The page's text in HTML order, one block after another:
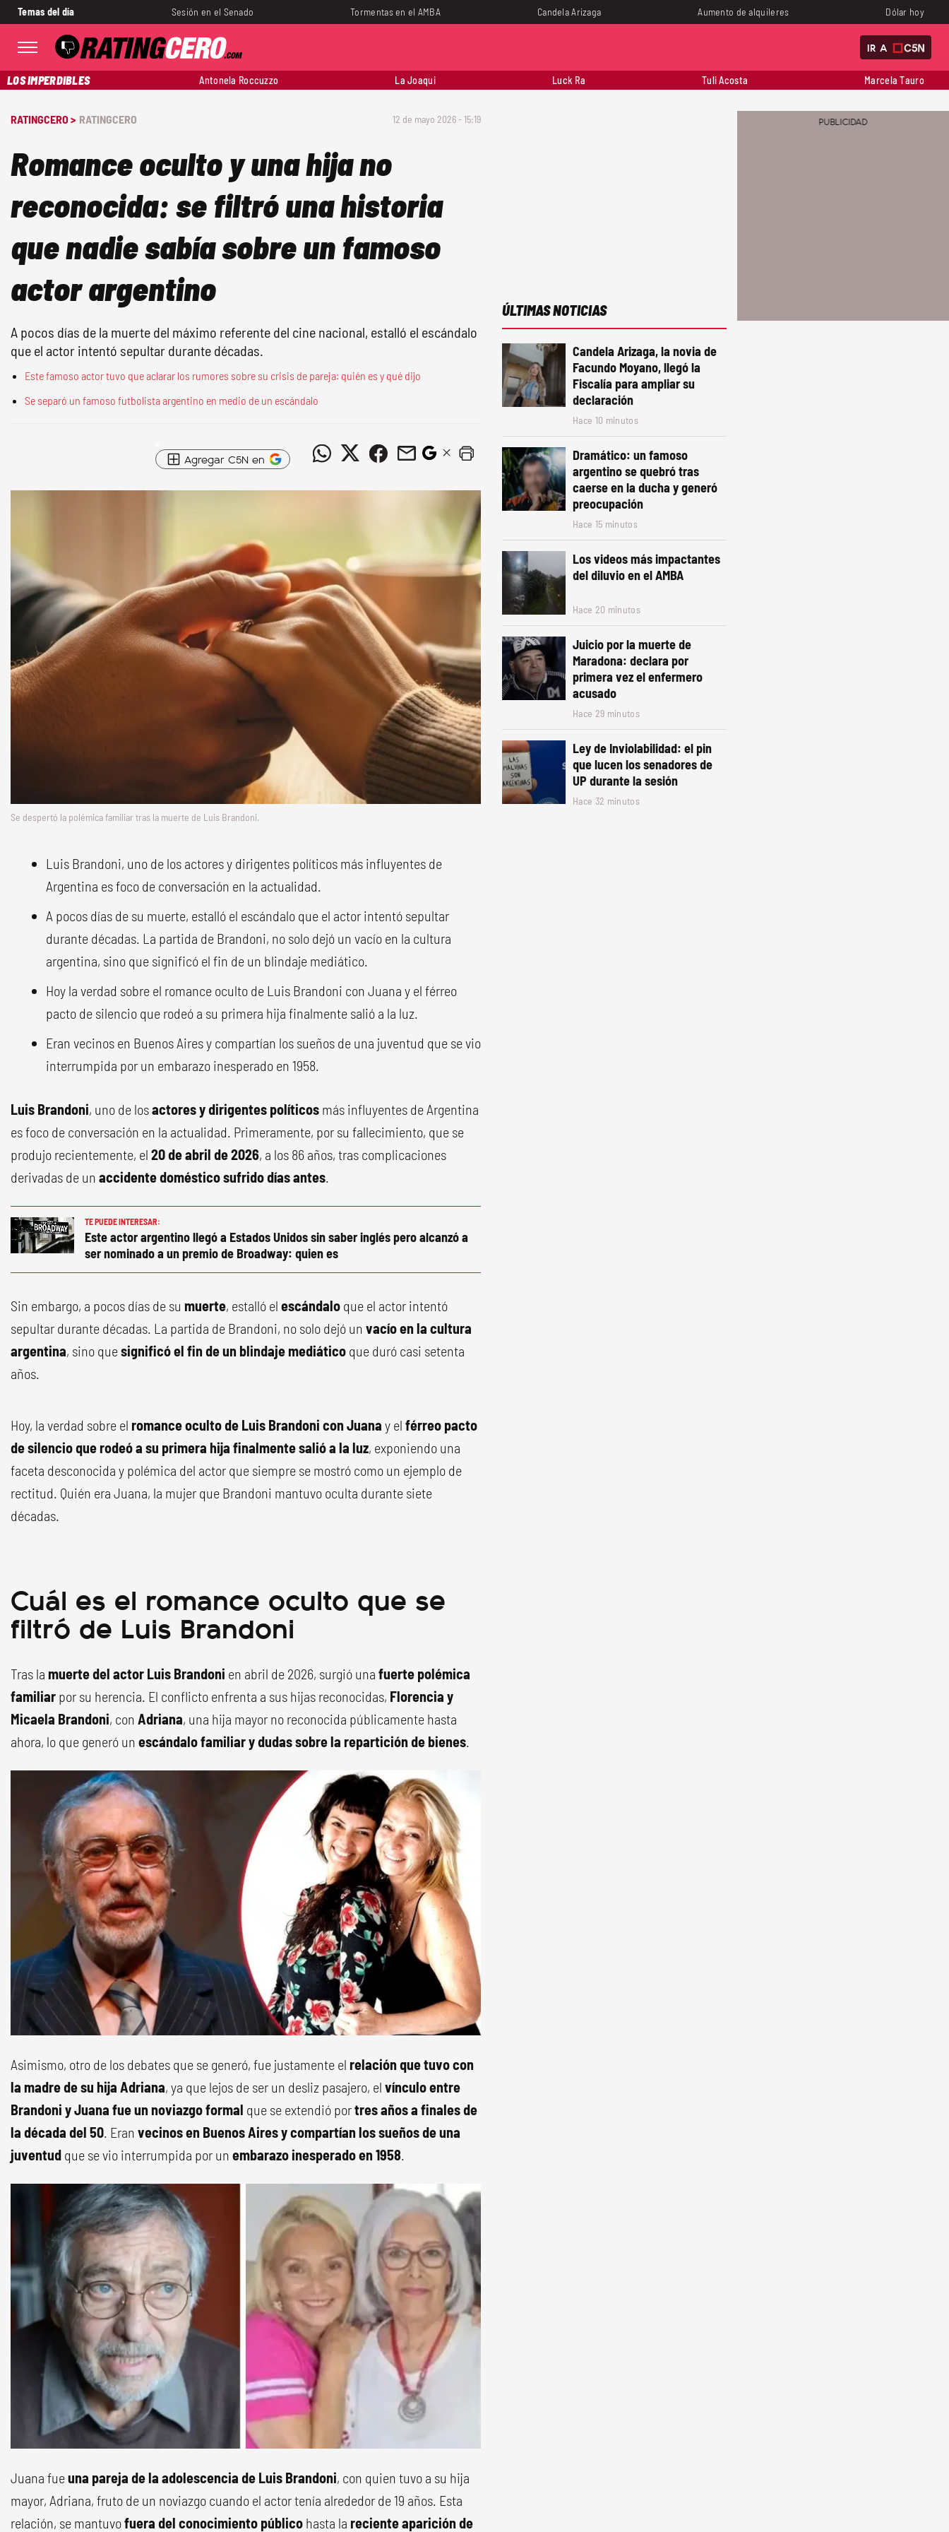
Temas del día Sesión en el Senado Tormentas en el AMBA Candela Arizaga Aumento de alquileres Dólar hoy
IR A
LOS IMPERDIBLES Antonela Roccuzzo La Joaqui Luck Ra Tuli Acosta Marcela Tauro
RATINGCERO > RATINGCERO 12 de mayo 2026 - 15:19
Romance oculto y una hija no
reconocida: se filtró una historia
que nadie sabía sobre un famoso
actor argentino
A pocos días de la muerte del máximo referente del cine nacional, estalló el escándalo
que el actor intentó sepultar durante décadas.
Este famoso actor tuvo que aclarar los rumores sobre su crisis de pareja: quién es y qué dijo
Se separó un famoso futbolista argentino en medio de un escándalo
Agregar C5N en
Se despertó la polémica familiar tras la muerte de Luis Brandoni.
Luis Brandoni, uno de los actores y dirigentes políticos más influyentes de
Argentina es foco de conversación en la actualidad.
A pocos días de su muerte, estalló el escándalo que el actor intentó sepultar
durante décadas. La partida de Brandoni, no solo dejó un vacío en la cultura
argentina, sino que significó el fin de un blindaje mediático.
Hoy la verdad sobre el romance oculto de Luis Brandoni con Juana y el férreo
pacto de silencio que rodeó a su primera hija finalmente salió a la luz.
Eran vecinos en Buenos Aires y compartían los sueños de una juventud que se vio
interrumpida por un embarazo inesperado en 1958.
Luis Brandoni, uno de losactores y dirigentes políticos más influyentes de Argentina
es foco de conversación en la actualidad. Primeramente, por su fallecimiento, que se
produjo recientemente, el 20 de abril de 2026, a los 86 años, tras complicaciones
derivadas de un accidente doméstico sufrido días antes.
TE PUEDE INTERESAR:
Este actor argentino llegó a Estados Unidos sin saber inglés pero alcanzó a
ser nominado a un premio de Broadway: quien es
Sin embargo, a pocos días de su muerte, estalló el escándalo que el actor intentó
sepultar durante décadas. La partida de Brandoni, no solo dejó un vacío en la cultura
argentina, sino quesignificó el fin de un blindaje mediático que duró casi setenta
años.
Hoy, la verdad sobre el romance oculto de Luis Brandoni con Juana y el férreo pacto
de silencio que rodeó a su primera hija finalmente salió a la luz, exponiendo una
faceta desconocida y polémica del actor que siempre se mostró como un ejemplo de
rectitud. Quién era Juana, la mujer que Brandoni mantuvo oculta durante siete
décadas.
Cuál es el romance oculto que se
filtró de Luis Brandoni
Tras la muerte del actor Luis Brandoni en abril de 2026, surgió una fuerte polémica
familiar por su herencia. El conflicto enfrenta a sus hijas reconocidas, Florencia y
Micaela Brandoni, con Adriana, una hija mayor no reconocida públicamente hasta
ahora, lo que generó un escándalo familiar y dudas sobre la repartición de bienes.
Asimismo, otro de los debates que se generó, fue justamente el relación que tuvo con
la madre de su hija Adriana, ya que lejos de ser un desliz pasajero, el vínculo entre
Brandoni y Juana fue un noviazgo formal que se extendió portres años a finales de
la década del 50. Eran vecinos en Buenos Aires y compartían los sueños de una
juventud que se vio interrumpida por un embarazo inesperado en 1958.
Juana fueuna pareja de la adolescencia de Luis Brandoni, con quien tuvo a su hija
mayor, Adriana, fruto de un noviazgo cuando el actor tenía alrededor de 19 años. Esta
relación, se mantuvofuera del conocimiento público hasta la reciente aparición de
ÚLTIMAS NOTICIAS
Candela Arizaga, la novia de
Facundo Moyano, llegó la
Fiscalía para ampliar su
declaración
Hace 10 minutos
Dramático: un famoso
argentino se quebró tras
caerse en la ducha y generó
preocupación
Hace 15 minutos
Los videos más impactantes
del diluvio en el AMBA
Hace 20 minutos
Juicio por la muerte de
Maradona: declara por
primera vez el enfermero
acusado
Hace 29 minutos
Ley de Inviolabilidad: el pin
que lucen los senadores de
UP durante la sesión
Hace 32 minutos